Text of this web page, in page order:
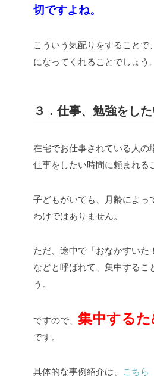
切ですよね。
こういう気配りをすることで
になってくれることでしょう。
３．仕事、勉強をし
在宅でお仕事されている人の
仕事をしたい時間に頼まれる
子どもがいても、月齢によっ
わけではありません。
ただ、途中で「おなかすいた
などと呼ばれて、集中するこ
う。
ですので、 集中するた
です。
具体的な事例紹介は、 こちら